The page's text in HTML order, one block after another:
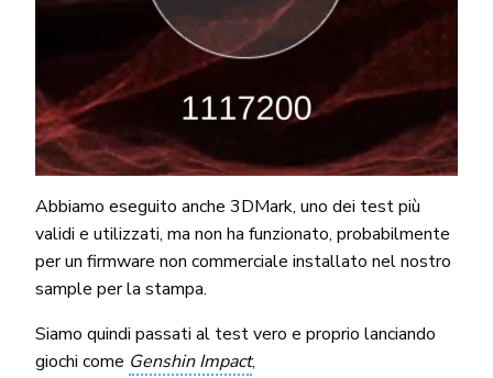
Abbiamo eseguito anche 3DMark, uno dei test più
validi e utilizzati, ma non ha funzionato, probabilmente
per un firmware non commerciale installato nel nostro
sample per la stampa.
Siamo quindi passati al test vero e proprio lanciando
giochi come Genshin Impact,